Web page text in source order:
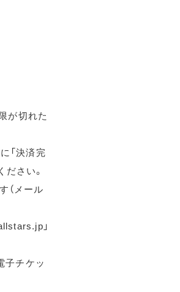
が切れた
「決済完
さい。
（メール
」
子チケッ